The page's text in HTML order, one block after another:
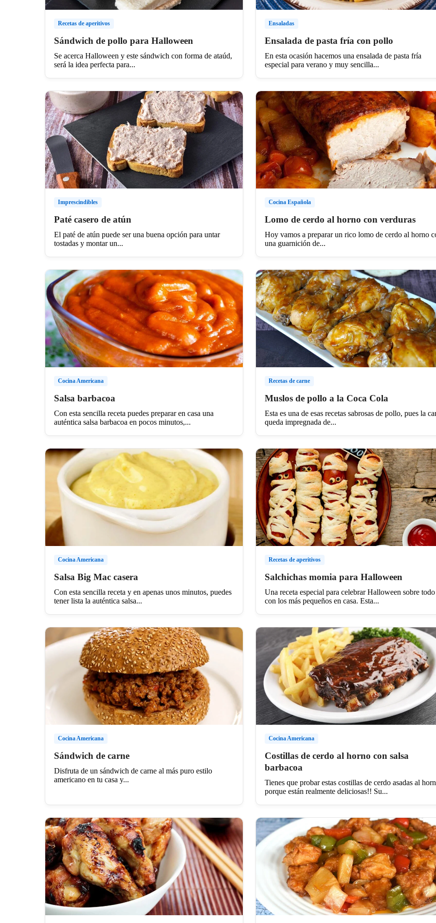
Recetas de aperitivos
Sándwich de pollo para Halloween
Se acerca Halloween y este sándwich con forma de ataúd,
será la idea perfecta para...
Ensaladas
Ensalada de pasta fría con pollo
En esta ocasión hacemos una ensalada de pasta fría
especial para verano y muy sencilla...
Imprescindibles
Paté casero de atún
El paté de atún puede ser una buena opción para untar
tostadas y montar un...
Cocina Española
Lomo de cerdo al horno con verduras
Hoy vamos a preparar un rico lomo de cerdo al horno
una guarnición de...
Cocina Americana
Salsa barbacoa
Con esta sencilla receta puedes preparar en casa una
auténtica salsa barbacoa en pocos minutos,...
Recetas de carne
Muslos de pollo a la Coca Cola
Esta es una de esas recetas sabrosas de pollo, pues la
queda impregnada de...
Cocina Americana
Salsa Big Mac casera
Con esta sencilla receta y en apenas unos minutos, puedes
tener lista la auténtica salsa...
Recetas de aperitivos
Salchichas momia para Halloween
Una receta especial para celebrar Halloween sobre todo
con los más pequeños en casa. Esta...
Cocina Americana
Sándwich de carne
Disfruta de un sándwich de carne al más puro estilo
americano en tu casa y...
Cocina Americana
Costillas de cerdo al horno con salsa
barbacoa
Tienes que probar estas costillas de cerdo asadas al
porque están realmente deliciosas!! Su...